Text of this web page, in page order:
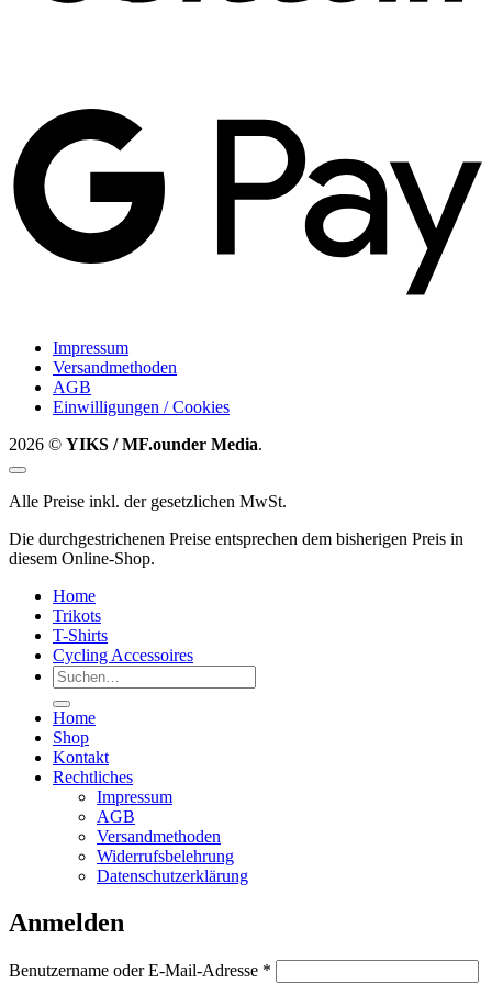
Impressum
Versandmethoden
AGB
Einwilligungen / Cookies
2026 © YIKS / MF.ounder Media.
Alle Preise inkl. der gesetzlichen MwSt.
Die durchgestrichenen Preise entsprechen dem bisherigen Preis in
diesem Online-Shop.
Home
Trikots
T-Shirts
Cycling Accessoires
Suchen
nach:
Home
Shop
Kontakt
Rechtliches
Impressum
AGB
Versandmethoden
Widerrufsbelehrung
Datenschutzerklärung
Anmelden
Benutzername oder E-Mail-Adresse *